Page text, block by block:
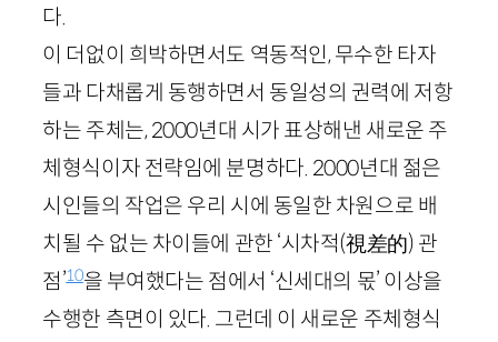
다.
이 더없이 희박하면서도 역동적인, 무수한 타자
들과 다채롭게 동행하면서 동일성의 권력에 저항
하는 주체는,2000년대 시가 표상해낸 새로운 주
체형식이자 전략임에 분명하다. 2000년대 젊은
시인들의 작업은 우리 시에 동일한 차원으로 배
치될 수 없는 차이들에 관한 ‘시차적(視差的) 관
점’10을 부여했다는 점에서 ‘신세대의 몫’ 이상을
수행한 측면이 있다. 그런데 이 새로운 주체형식